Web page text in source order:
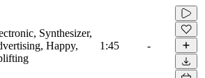
Synthesizer,
Happy,
1:45 -